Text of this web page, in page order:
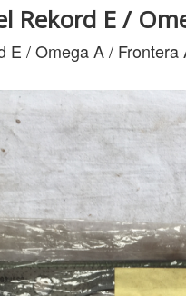
Rekord E /
E / Omega A /